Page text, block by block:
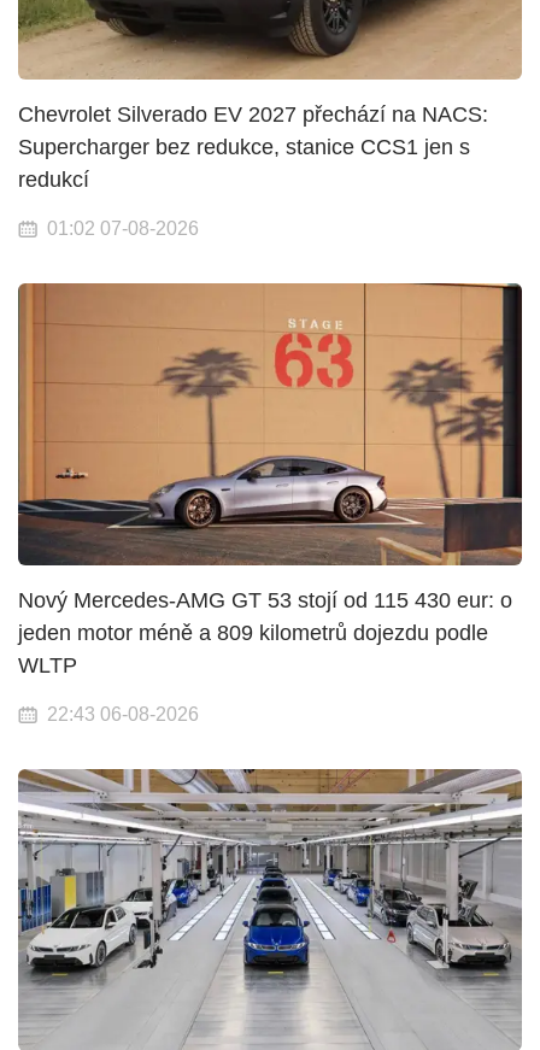
Chevrolet Silverado EV 2027 přechází na NACS:
Supercharger bez redukce, stanice CCS1 jen s
redukcí
01:02 07-08-2026
Nový Mercedes-AMG GT 53 stojí od 115 430 eur: o
jeden motor méně a 809 kilometrů dojezdu podle
WLTP
22:43 06-08-2026